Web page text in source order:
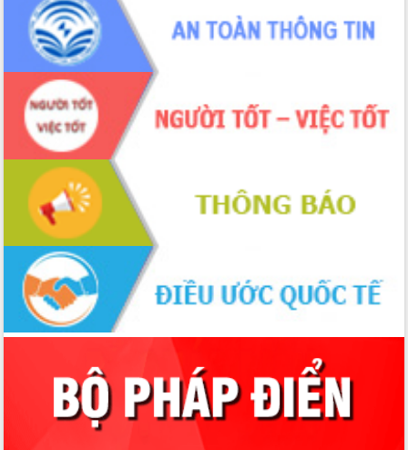
hành cùng nông dân dân, doanh nghiệp
Giai đoạn 2026-2030, Đắk Lắk phấn
đấu có 77% xã đạt chuẩn nông thôn
Chuyển đổi số 'mở đường' cho nông
nghiệp Đắk Lắk tăng trưởng bứt phá
Triển khai đồng bộ đo đạc, lập hồ sơ
địa chính, hoàn thiện cơ sở dữ liệu đất
đai
Ứng dụng sinh trắc học - Bước tiến
trong hành trình chuyển đổi số tại Đắk
Lắk
Đắk Lắk nâng cao hiệu quả công tác
Đảng từ Sổ tay đảng viên điện tử
Đắk Lắk đẩy mạnh nuôi biển công
nghệ, hướng tới phát triển thủy sản
bền vững
Tập huấn nâng cao năng lực triển khai
chuyển đổi số cho cán bộ, công chức
Đắk Lắk phát động hưởng ứng Ngày
Quyền của người tiêu dùng Việt Nam